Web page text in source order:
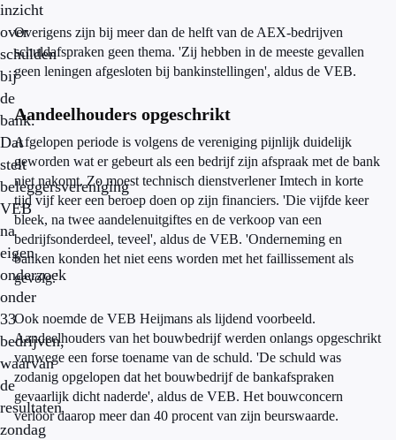
inzicht
over
schulden
bij
de
bank.
Dat
stelt
beleggersvereniging
VEB
na
eigen
onderzoek
onder
33
bedrijven,
waarvan
de
resultaten
zondag
Overigens zijn bij meer dan de helft van de AEX-bedrijven
schuldafspraken geen thema. 'Zij hebben in de meeste gevallen
geen leningen afgesloten bij bankinstellingen', aldus de VEB.
Aandeelhouders opgeschrikt
Afgelopen periode is volgens de vereniging pijnlijk duidelijk
geworden wat er gebeurt als een bedrijf zijn afspraak met de bank
niet nakomt. Zo moest technisch dienstverlener Imtech in korte
tijd vijf keer een beroep doen op zijn financiers. 'Die vijfde keer
bleek, na twee aandelenuitgiftes en de verkoop van een
bedrijfsonderdeel, teveel', aldus de VEB. 'Onderneming en
banken konden het niet eens worden met het faillissement als
gevolg.'
Ook noemde de VEB Heijmans als lijdend voorbeeld.
Aandeelhouders van het bouwbedrijf werden onlangs opgeschrikt
vanwege een forse toename van de schuld. 'De schuld was
zodanig opgelopen dat het bouwbedrijf de bankafspraken
gevaarlijk dicht naderde', aldus de VEB. Het bouwconcern
verloor daarop meer dan 40 procent van zijn beurswaarde.